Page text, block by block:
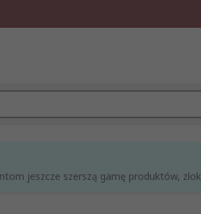
jeszcze szerszą gamę produktów,